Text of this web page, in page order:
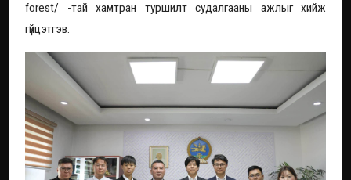
forest/ -тай хамтран туршилт судалгааны ажлыг хийж
гүйцэтгэв.